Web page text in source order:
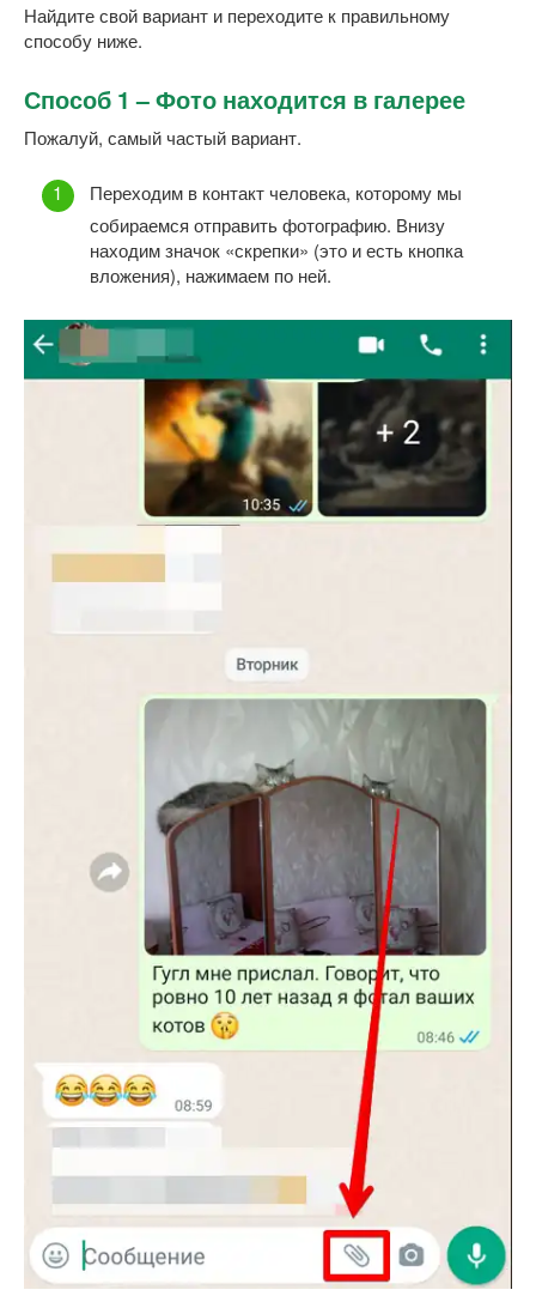
Найдите свой вариант и переходите к правильному
способу ниже.
Способ 1 – Фото находится в галерее
Пожалуй, самый частый вариант.
Переходим в контакт человека, которому мы
собираемся отправить фотографию. Внизу
находим значок «скрепки» (это и есть кнопка
вложения), нажимаем по ней.